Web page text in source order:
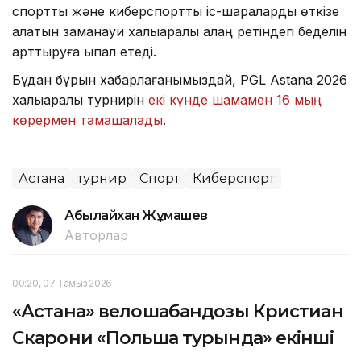
спорттық және киберспорттық іс-шараларды өткізе
алатын заманауи халықаралық алаң ретіндегі беделін
арттыруға ықпал етеді.
Бұдан бұрын хабарлағанымыздай, PGL Astana 2026
халықаралық турнирін екі күнде шамамен 16 мың
көрермен тамашалады.
Астана турнир Спорт Киберспорт
Абылайхан Жұмашев
Авторлар
00:20, 07 Тамыз 2026
«Астана» велошабандозы Кристиан
Скарони «Польша турында» екінші